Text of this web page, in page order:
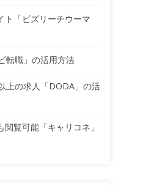
ト「ビズリーチウーマ
転職」の活用方法
上の求人「DODA」の活
覧可能「キャリコネ」